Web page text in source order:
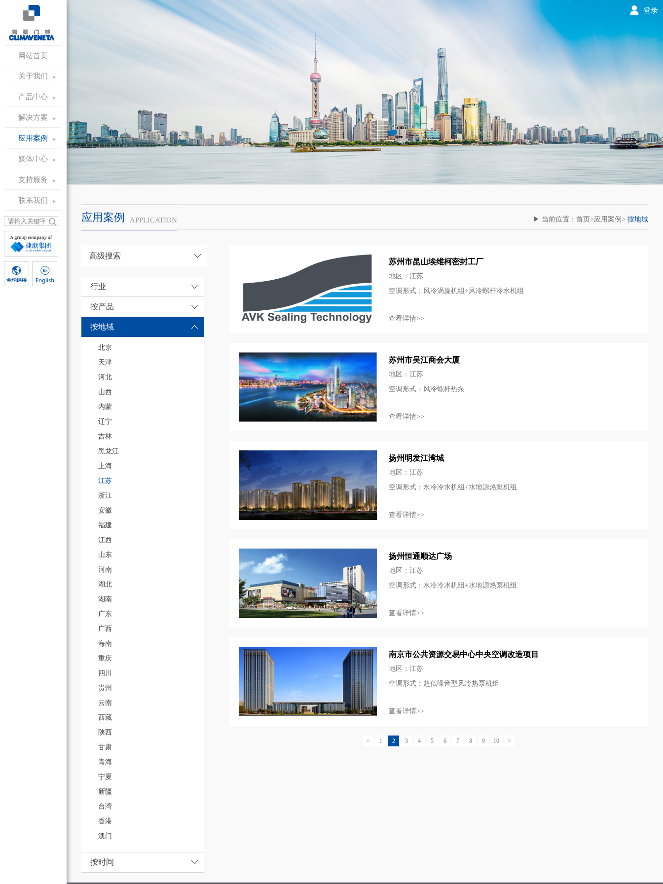
网站首页
关于我们
产品中心
解决方案
应用案例
媒体中心
支持服务
联系我们
登录
应用案例 APPLICATION ▶ 当前位置：首页>应用案例> 按地域
高级搜索
行业
按产品
按地域
北京
天津
河北
山西
内蒙
辽宁
吉林
黑龙江
上海
江苏
浙江
安徽
福建
江西
山东
河南
湖北
湖南
广东
广西
海南
重庆
四川
贵州
云南
西藏
陕西
甘肃
青海
宁夏
新疆
台湾
香港
澳门
按时间
苏州市昆山埃维柯密封工厂
地区：江苏
空调形式：风冷涡旋机组+风冷螺杆冷水机组
查看详情>>
苏州市吴江商会大厦
地区：江苏
空调形式：风冷螺杆热泵
查看详情>>
扬州明发江湾城
地区：江苏
空调形式：水冷冷水机组+水地源热泵机组
查看详情>>
扬州恒通顺达广场
地区：江苏
空调形式：水冷冷水机组+水地源热泵机组
查看详情>>
南京市公共资源交易中心中央空调改造项目
地区：江苏
空调形式：超低噪音型风冷热泵机组
查看详情>>
< 1 2 3 4 5 6 7 8 9 10 >